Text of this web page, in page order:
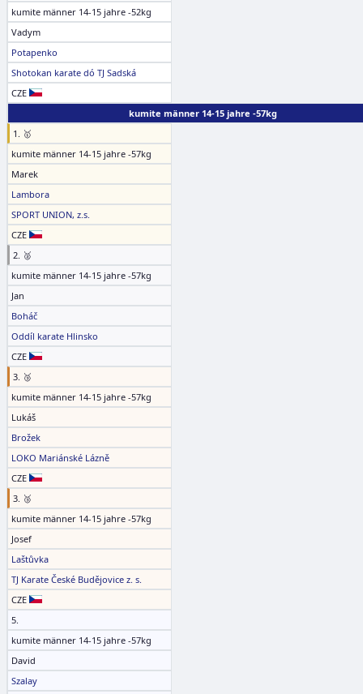
kumite männer 14-15 jahre -52kg
Vadym
Potapenko
Shotokan karate dó TJ Sadská
CZE
kumite männer 14-15 jahre -57kg
1. 🥇
kumite männer 14-15 jahre -57kg
Marek
Lambora
SPORT UNION, z.s.
CZE
2. 🥈
kumite männer 14-15 jahre -57kg
Jan
Boháč
Oddíl karate Hlinsko
CZE
3. 🥉
kumite männer 14-15 jahre -57kg
Lukáš
Brožek
LOKO Mariánské Lázně
CZE
3. 🥉
kumite männer 14-15 jahre -57kg
Josef
Laštůvka
TJ Karate České Budějovice z. s.
CZE
5.
kumite männer 14-15 jahre -57kg
David
Szalay